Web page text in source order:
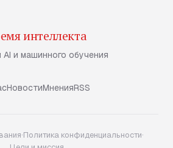
интеллекта
AI и машинного обучения
НовостиМненияRSS
·Политика конфиденциальности·